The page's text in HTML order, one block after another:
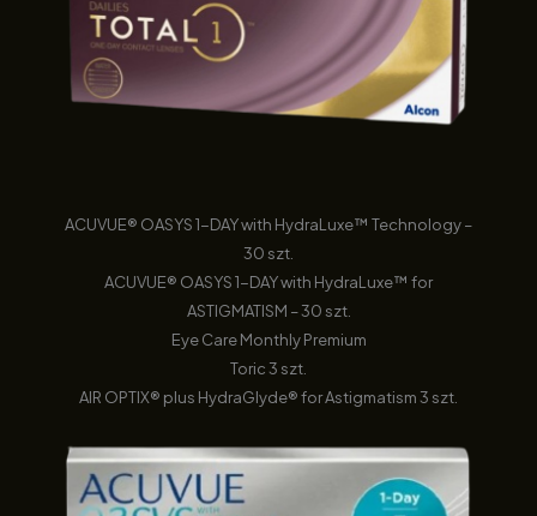
ACUVUE® OASYS 1-DAY with HydraLuxe™ Technology –
30 szt.
ACUVUE® OASYS 1-DAY with HydraLuxe™ for
ASTIGMATISM – 30 szt.
Eye Care Monthly Premium
Toric 3 szt.
AIR OPTIX® plus HydraGlyde® for Astigmatism 3 szt.